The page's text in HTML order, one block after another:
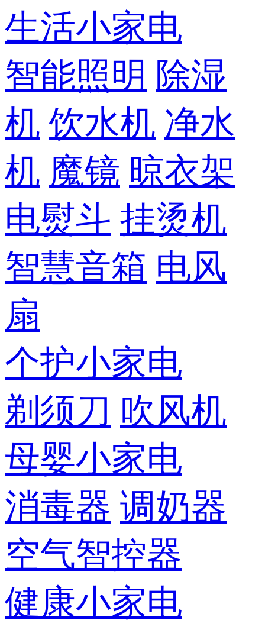
生活小家电
智能照明 除湿
机 饮水机 净水
机 魔镜 晾衣架
电熨斗 挂烫机
智慧音箱 电风
扇
个护小家电
剃须刀 吹风机
母婴小家电
消毒器 调奶器
空气智控器
健康小家电